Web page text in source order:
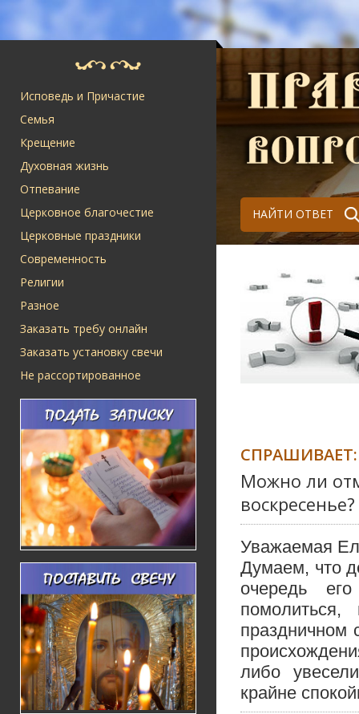
Исповедь и Причастие
Семья
Крещение
Духовная жизнь
Отпевание
Церковное благочестие
Церковные праздники
Современность
Религии
Разное
Заказать требу онлайн
Заказать установку свечи
Не рассортированное
НАЙТИ ОТВЕТ
СПРАШИВАЕТ:
Можно ли
воскресенье?
Уважаемая
Думаем, что
очередь
помолиться,
праздничном
либо
крайне